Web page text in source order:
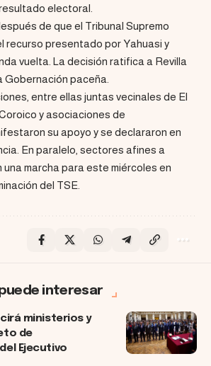
electoral.
de que el Tribunal Supremo
recurso presentado por Yahuasi y
vuelta. La decisión ratifica a Revilla
Gobernación paceña.
entre ellas juntas vecinales de El
y asociaciones de
su apoyo y se declararon en
En paralelo, sectores afines a
una marcha para este miércoles en
del TSE.
interesar
ministerios y
de
Ejecutivo